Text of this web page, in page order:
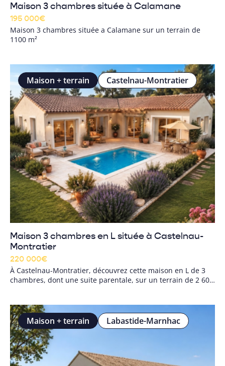
Maison 3 chambres située à Calamane
195 000€
Maison 3 chambres située a Calamane sur un terrain de
1100 m²
Maison + terrain Castelnau-Montratier
Maison 3 chambres en L située à Castelnau-
Montratier
220 000€
À Castelnau-Montratier, découvrez cette maison en L de 3
chambres, dont une suite parentale, sur un terrain de 2 600
Maison + terrain Labastide-Marnhac